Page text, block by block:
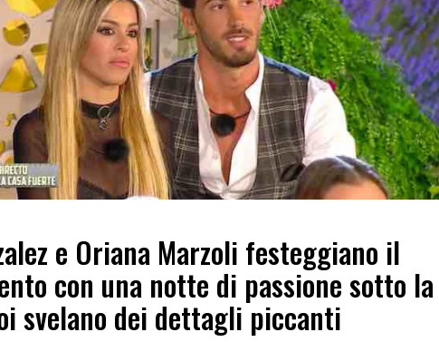
e Oriana Marzoli festeggiano il
con una notte di passione sotto la
svelano dei dettagli piccanti